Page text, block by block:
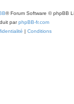
® Forum Software © phpBB
parphpBB-fr.com
| Conditions